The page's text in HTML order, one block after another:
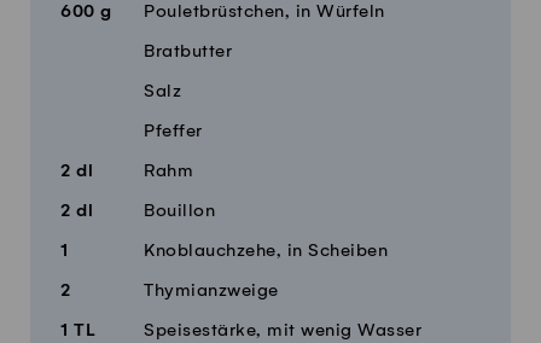
600 g Pouletbrüstchen, in Würfeln
Bratbutter
Salz
Pfeffer
2 dl Rahm
2 dl Bouillon
1 Knoblauchzehe, in Scheiben
2 Thymianzweige
1 TL
Speisestärke, mit wenig Wasser